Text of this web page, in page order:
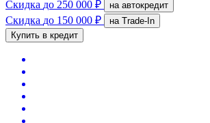
Скидка до 250 000 ₽ на автокредит
Скидка до 150 000 ₽
на Trade-In
Купить в кредит